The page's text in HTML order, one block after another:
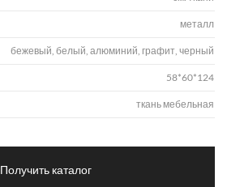
металл
бежевый, белый, алюминий, графит, черный
58*60*124
ткань мебельная
Получить каталог